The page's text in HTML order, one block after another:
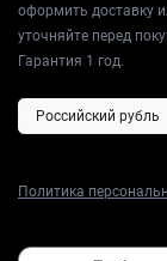
оформить доставку
уточняйте перед
Гарантия 1 год.
Политика